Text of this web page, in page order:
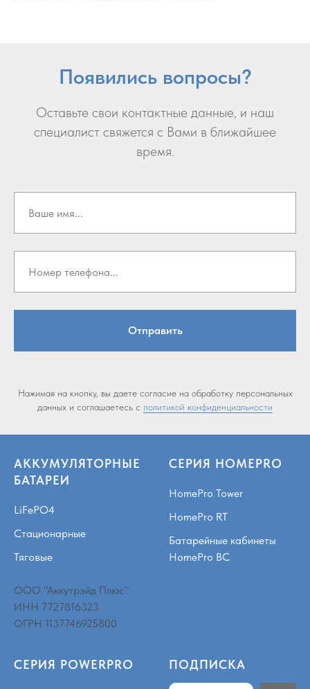
Появились вопросы?
Оставьте свои контактные данные, и наш
специалист свяжется с Вами в ближайшее
время.
Отправить
Нажимая на кнопку, вы даете согласие на обработку персональных
данных и соглашаетесь c политикой конфиденциальности
АККУМУЛЯТОРНЫЕ
БАТАРЕИ
LiFePO4
Стационарные
Тяговые
ООО "Аккутрэйд Плюс"
ИНН 7727816323
ОГРН 1137746925800
СЕРИЯ HOMEPRO
HomePro Tower
HomePro RT
Батарейные кабинеты
HomePro BC
СЕРИЯ POWERPRO ПОДПИСКА